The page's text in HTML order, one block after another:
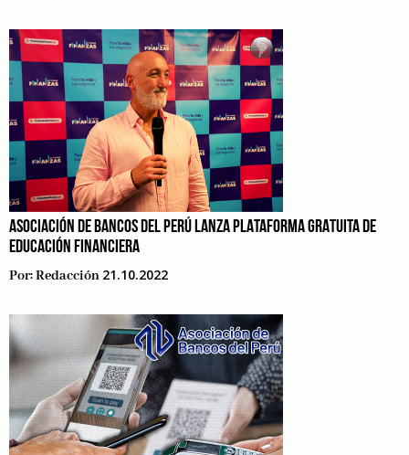
ASOCIACIÓN DE BANCOS DEL PERÚ LANZA PLATAFORMA GRATUITA DE
EDUCACIÓN FINANCIERA
Por:Redacción 21.10.2022